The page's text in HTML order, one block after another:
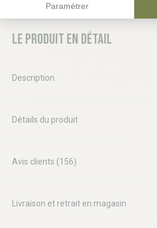
Le produit en détail
Description
Détails du produit
Avis clients (156)
Livraison et retrait en magasin
Paramétrer